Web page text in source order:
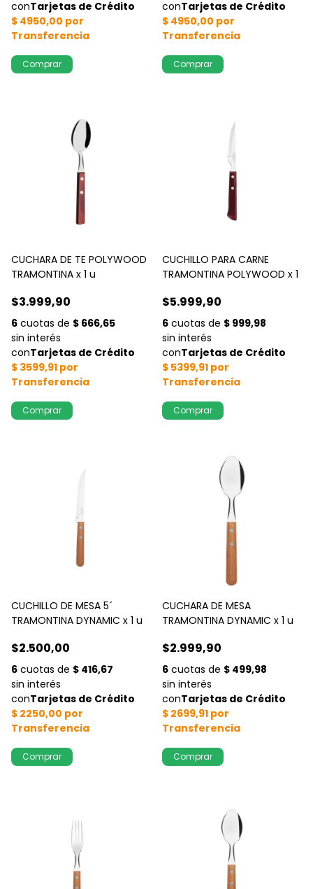
CUCHARA DE TE POLYWOOD
TRAMONTINA x 1 u
$3.999,90
CUCHILLO PARA CARNE
TRAMONTINA POLYWOOD x 1
$5.999,90
CUCHILLO DE MESA 5´
TRAMONTINA DYNAMIC x 1 u
$2.500,00
CUCHARA DE MESA
TRAMONTINA DYNAMIC x 1 u
$2.999,90